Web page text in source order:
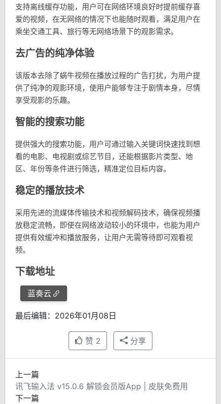
支持离线缓存功能，用户可在网络环境良好时提前缓存喜
爱的视频，在无网络的情况下也能随时观看，满足用户在
乘坐交通工具、旅行等无网络场景下的观影需求。
去广告的纯净体验
该版本去除了蜗牛视频在播放过程的广告打扰，为用户提
供了纯净的观影环境，使用户能够专注于剧情本身，尽情
享受观影的乐趣。
智能的搜索功能
提供强大的搜索功能，用户可通过输入关键词快速找到想
看的电影、电视剧或综艺节目，还能根据影片类型、地
区、年份等条件进行筛选，精准定位目标内容。
稳定的播放技术
采用先进的流媒体传输技术和视频解码技术，确保视频播
放稳定流畅，即使在网络波动较小的环境中，也能为用户
提供有效缓冲和播放服务，让用户无需等待即可观看视
频。
下载地址
蓝奏云
最后编辑：2026年01月08日
赞 2 分享
上一篇
讯飞输入法 v15.0.6 解锁会员版App | 皮肤免费用
下一篇